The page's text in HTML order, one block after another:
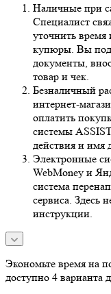
Наличные при
Специалист
уточнить время
купюры. Вы
документы,
товар и чек.
Безналичный
интернет-
оплатить
системы
действия и имя
Электронные
WebMoney и
система
сервиса. Здесь
инструкции.
Экономьте время на
доступно 4 варианта